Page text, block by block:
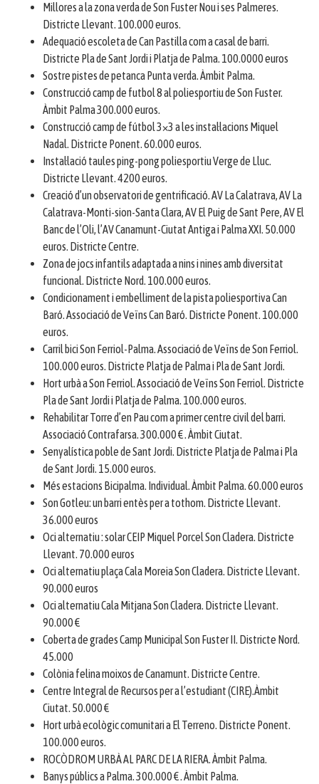
Millores a la zona verda de Son Fuster Nou i ses Palmeres.
Districte Llevant. 100.000 euros.
Adequació escoleta de Can Pastilla com a casal de barri.
Districte Pla de Sant Jordi i Platja de Palma. 100.0000 euros
Sostre pistes de petanca Punta verda. Àmbit Palma.
Construcció camp de futbol 8 al poliesportiu de Son Fuster.
Àmbit Palma 300.000 euros.
Construcció camp de fútbol 3×3 a les instal·lacions Miquel
Nadal. Districte Ponent. 60.000 euros.
Instal·lació taules ping-pong poliesportiu Verge de Lluc.
Districte Llevant. 4200 euros.
Creació d’un observatori de gentrificació. AV La Calatrava, AV La
Calatrava-Monti-sion-Santa Clara, AV El Puig de Sant Pere, AV El
Banc de l’Oli, l’AV Canamunt-Ciutat Antiga i Palma XXI. 50.000
euros. Districte Centre.
Zona de jocs infantils adaptada a nins i nines amb diversitat
funcional. Districte Nord. 100.000 euros.
Condicionament i embelliment de la pista poliesportiva Can
Baró. Associació de Veïns Can Baró. Districte Ponent. 100.000
euros.
Carril bici Son Ferriol-Palma. Associació de Veïns de Son Ferriol.
100.000 euros. Districte Platja de Palma i Pla de Sant Jordi.
Hort urbà a Son Ferriol. Associació de Veïns Son Ferriol. Districte
Pla de Sant Jordi i Platja de Palma. 100.000 euros.
Rehabilitar Torre d’en Pau com a primer centre civil del barri.
Associació Contrafarsa. 300.000 € . Àmbit Ciutat.
Senyalística poble de Sant Jordi. Districte Platja de Palma i Pla
de Sant Jordi. 15.000 euros.
Més estacions Bicipalma. Individual. Àmbit Palma. 60.000 euros
Son Gotleu: un barri entès per a tothom. Districte Llevant.
36.000 euros
Oci alternatiu : solar CEIP Miquel Porcel Son Cladera. Districte
Llevant. 70.000 euros
Oci alternatiu plaça Cala Moreia Son Cladera. Districte Llevant.
90.000 euros
Oci alternatiu Cala Mitjana Son Cladera. Districte Llevant.
90.000 €
Coberta de grades Camp Municipal Son Fuster II. Districte Nord.
45.000
Colònia felina moixos de Canamunt. Districte Centre.
Centre Integral de Recursos per a l’estudiant (CIRE).Àmbit
Ciutat. 50.000 €
Hort urbà ecològic comunitari a El Terreno. Districte Ponent.
100.000 euros.
ROCÒDROM URBÀ AL PARC DE LA RIERA. Àmbit Palma.
Banys públics a Palma. 300.000 € . Àmbit Palma.